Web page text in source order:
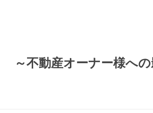
～不動産オーナー様への